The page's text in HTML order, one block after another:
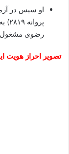
رضوی مشغول
تصویر احراز هویت